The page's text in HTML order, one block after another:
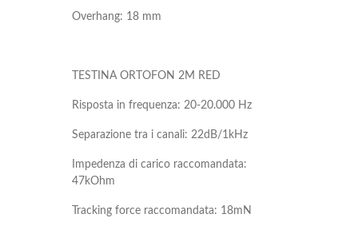
Overhang: 18 mm
TESTINA ORTOFON 2M RED
Risposta in frequenza: 20-20.000 Hz
Separazione tra i canali: 22dB/1kHz
Impedenza di carico raccomandata:
47kOhm
Tracking force raccomandata: 18mN